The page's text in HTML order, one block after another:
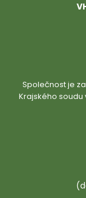
Společnost je
Krajského soudu